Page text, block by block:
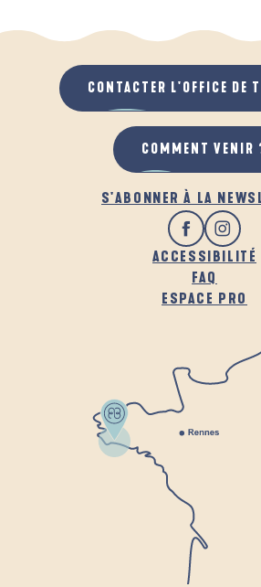
QUAND IL PLEUT
AU GRAND AIR
S'ABONNER À LA
ACCESSIBILITÉ
FAQ
ESPACE PRO
CONTACTER L'OFFICE DE
COMMENT VENIR